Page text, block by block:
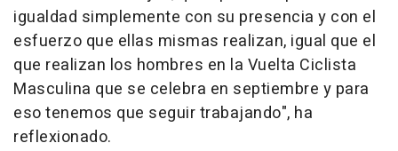
igualdad simplemente con su presencia y con el
esfuerzo que ellas mismas realizan, igual que el
que realizan los hombres en la Vuelta Ciclista
Masculina que se celebra en septiembre y para
eso tenemos que seguir trabajando", ha
reflexionado.